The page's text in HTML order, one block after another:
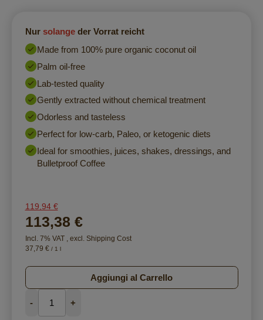
Nur solangeder Vorrat reicht
Made from 100% pure organic coconut oil
Palm oil-free
Lab-tested quality
Gently extracted without chemical treatment
Odorless and tasteless
Perfect for low-carb, Paleo, or ketogenic diets
Ideal for smoothies, juices, shakes, dressings, and
Bulletproof Coffee
119,94 €
113,38 €
Incl. 7% VAT , excl. Shipping Cost
37,79 €/ 1 l
Aggiungi al Carrello
- +